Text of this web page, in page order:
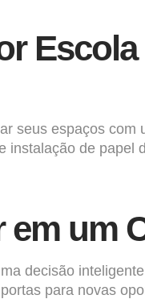
seus espaços
instalação de
em um
decisão
para novas